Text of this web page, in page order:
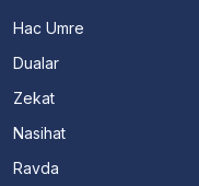
Hac Umre
Dualar
Zekat
Nasihat
Ravda